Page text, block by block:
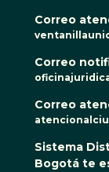
Correo
Correo
Correo
Sistema
Bogotá te